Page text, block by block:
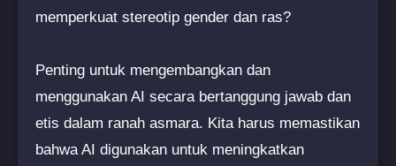
memperkuat stereotip gender dan ras?
Penting untuk mengembangkan dan
menggunakan AI secara bertanggung jawab dan
etis dalam ranah asmara. Kita harus memastikan
bahwa AI digunakan untuk meningkatkan